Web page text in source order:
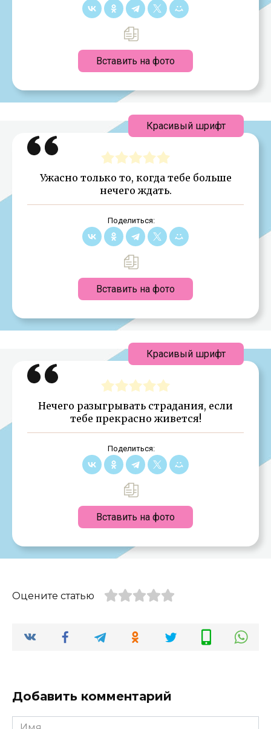
Вставить на фото
Ужасно только то, когда тебе больше
нечего ждать.
Поделиться:
Вставить на фото
Красивый шрифт
Нечего разыгрывать страдания, если
тебе прекрасно живется!
Поделиться:
Вставить на фото
Красивый шрифт
Оцените статью
Добавить комментарий
Имя